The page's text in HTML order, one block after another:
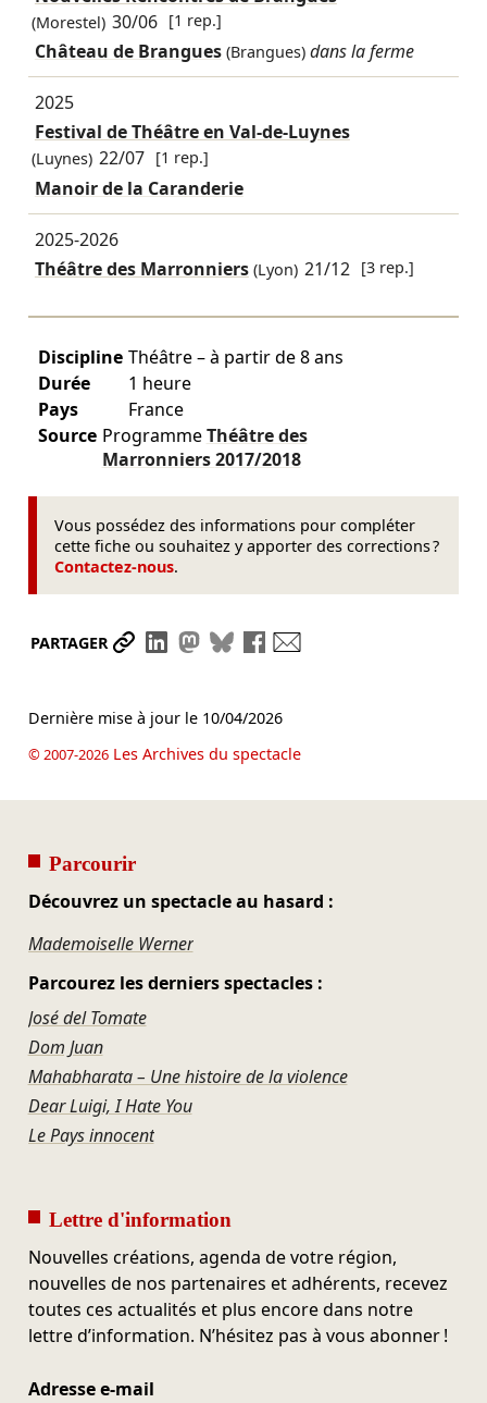
(Morestel) 30/06 [1 rep.]
Château de Brangues (Brangues) dans la ferme
2025
Festival de Théâtre en Val-de-Luynes
(Luynes) 22/07 [1 rep.]
Manoir de la Caranderie
2025-2026
Théâtre des Marronniers(Lyon) 21/12 [3 rep.]
Discipline Théâtre – à partir de 8 ans
Durée
1 heure
Pays
France
Source ProgrammeThéâtre des
Marronniers2017/2018
Vous possédez des informations pour compléter
cette fiche ou souhaitez y apporter des corrections ?
Contactez-nous.
PARTAGER Partager le lien
Partager sur LinkedIn
Partager sur Mastodon
Partager sur Bluesky
Partager sur Facebook
Dernière mise à jour le 10/04/2026
© 2007-2026Les Archives du spectacle
Parcourir
Découvrez un spectacle au hasard :
Mademoiselle Werner
Parcourez les derniers spectacles :
José del Tomate
Dom Juan
Mahabharata – Une histoire de la violence
Dear Luigi, I Hate You
Le Pays innocent
Lettre d'information
Nouvelles créations, agenda de votre région,
nouvelles de nos partenaires et adhérents, recevez
toutes ces actualités et plus encore dans notre
lettre d’information. N’hésitez pas à vous abonner !
Adresse e-mail